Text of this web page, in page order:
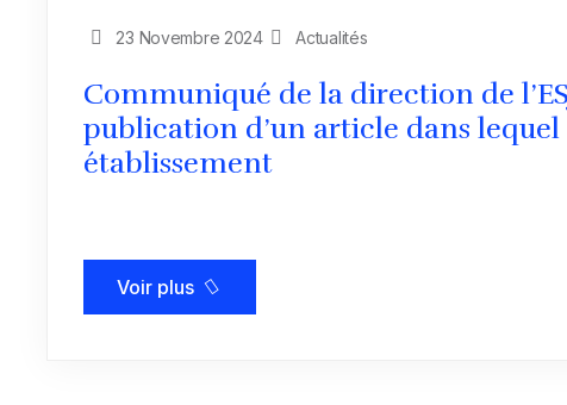
23 Novembre 2024 Actualités
Communiqué de la direction de
publication d’un article dans
établissement
Voir plus